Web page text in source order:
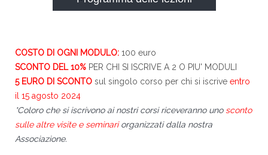
COSTO DI OGNI MODULO: 100 euro
SCONTO DEL 10% PER CHI SI ISCRIVE A 2 O PIU' MODULI
5 EURO DI SCONTO sul singolo corso per chi si iscrive entro
il 15 agosto 2024
*Coloro che si iscrivono ai nostri corsi riceveranno uno sconto
sulle altre visite e seminariorganizzati dalla nostra
Associazione.